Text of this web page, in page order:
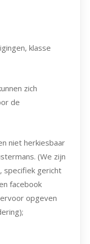
klasse
zich
de
niet herkiesbaar
(We zijn
specifiek gericht
facebook
opgeven